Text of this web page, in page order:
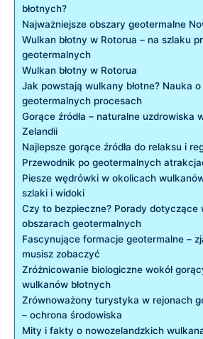
błotnych?
Najważniejsze obszary geotermalne
Wulkan błotny w Rotorua – na szlaku
geotermalnych
Wulkan błotny w Rotorua
Jak powstają wulkany błotne? Nauka o
geotermalnych procesach
Gorące źródła – naturalne uzdrowiska
Zelandii
Najlepsze gorące źródła do relaksu i
Przewodnik po geotermalnych
Piesze wędrówki w okolicach
szlaki i widoki
Czy to bezpieczne? Porady dotyczące
obszarach geotermalnych
Fascynujące formacje geotermalne –
musisz zobaczyć
Zróżnicowanie biologiczne wokół
wulkanów błotnych
Zrównoważony turystyka w rejonach
– ochrona środowiska
Mity i fakty o nowozelandzkich